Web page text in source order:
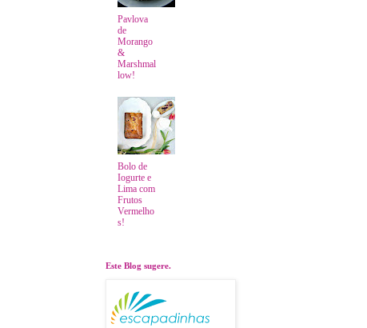
Pavlova
de
Morango
&
Marshmal
low!
Bolo de
Iogurte e
Lima com
Frutos
Vermelho
s!
Este Blog sugere.